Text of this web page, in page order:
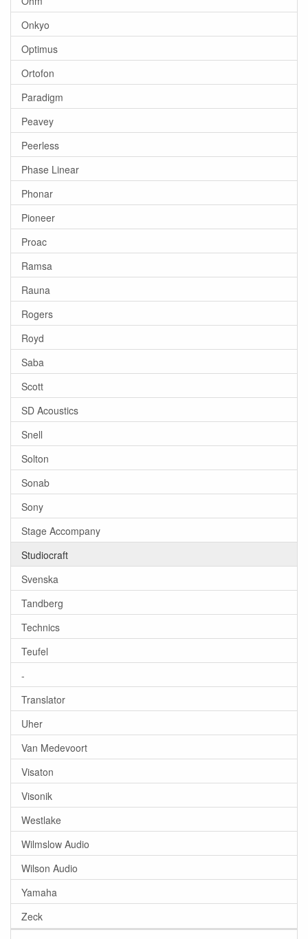
Onkyo
Optimus
Ortofon
Paradigm
Peavey
Peerless
Phase Linear
Phonar
Pioneer
Proac
Ramsa
Rauna
Rogers
Royd
Saba
Scott
SD Acoustics
Snell
Solton
Sonab
Sony
Stage Accompany
Studiocraft
Svenska
Tandberg
Technics
Teufel
-
Translator
Uher
Van Medevoort
Visaton
Visonik
Westlake
Wilmslow Audio
Wilson Audio
Yamaha
Zeck